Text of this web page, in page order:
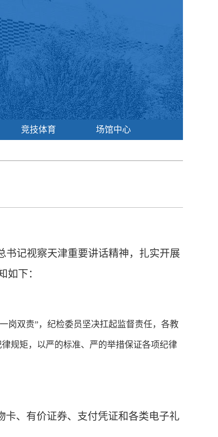
竞技体育 场馆中心
书记视察天津重要讲话精神，扎实开展
下：
岗双责”，纪检委员坚决扛起监督责任，各教
规矩，以严的标准、严的举措保证各项纪律
、有价证券、支付凭证和各类电子礼